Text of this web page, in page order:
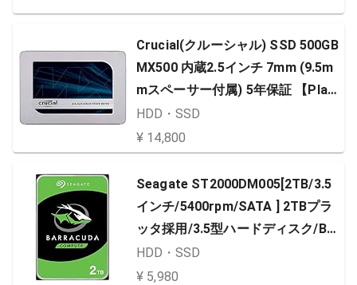
Crucial(クルーシャル) SSD 500GB
MX500 内蔵2.5インチ 7mm (9.5m
mスペーサー付属) 5年保証 【Play
Station4 動作確認済】 正規代理店
保証品 CT500MX500SSD1/JP
HDD・SSD
¥ 14,800
Seagate ST2000DM005[2TB/3.5
インチ/5400rpm/SATA ] 2TBプラ
ッタ採用/3.5型ハードディスク/Bar
racudaシリーズ
HDD・SSD
¥ 5,980